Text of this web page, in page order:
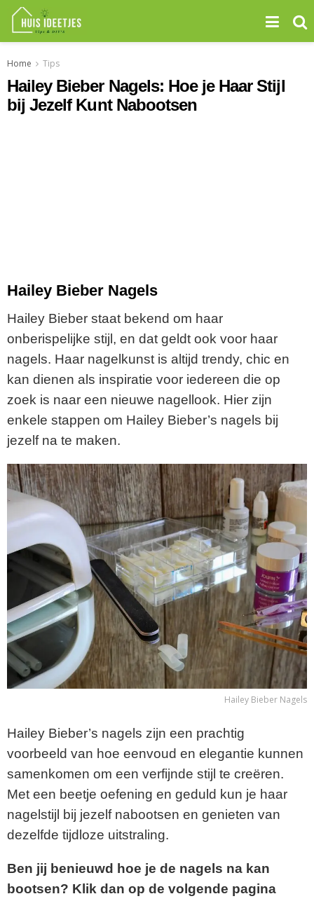
Home Tips
Hailey Bieber Nagels: Hoe je Haar Stijl
bij Jezelf Kunt Nabootsen
Hailey Bieber Nagels
Hailey Bieber staat bekend om haar
onberispelijke stijl, en dat geldt ook voor haar
nagels. Haar nagelkunst is altijd trendy, chic en
kan dienen als inspiratie voor iedereen die op
zoek is naar een nieuwe nagellook. Hier zijn
enkele stappen om Hailey Bieber’s nagels bij
jezelf na te maken.
Hailey Bieber Nagels
Hailey Bieber’s nagels zijn een prachtig
voorbeeld van hoe eenvoud en elegantie kunnen
samenkomen om een verfijnde stijl te creëren.
Met een beetje oefening en geduld kun je haar
nagelstijl bij jezelf nabootsen en genieten van
dezelfde tijdloze uitstraling.
Ben jij benieuwd hoe je de nagels na kan
bootsen? Klik dan op de volgende pagina